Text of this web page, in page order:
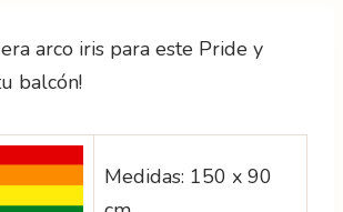
arco iris para este Pride y
balcón!
Medidas: 150 x 90